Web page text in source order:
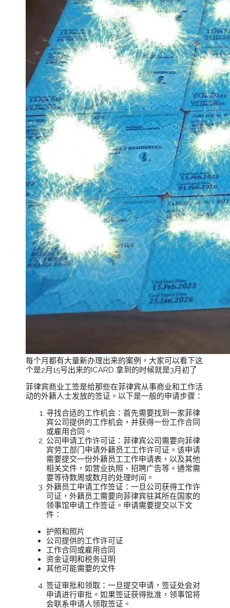
每个月都有大量新办理出来的案例，大家可以看下这
个是2月15号出来的ICARD 拿到的时候就是3月初了
菲律宾商业工签是给那些在菲律宾从事商业和工作活
动的外籍人士发放的签证。以下是一般的申请步骤：
寻找合适的工作机会：首先需要找到一家菲律
宾公司提供的工作机会，并获得一份工作合同
或雇用合同。
公司申请工作许可证：菲律宾公司需要向菲律
宾劳工部门申请外籍员工工作许可证。该申请
需要提交一份外籍员工工作申请表，以及其他
相关文件，如营业执照、招聘广告等。通常需
要等待数周或数月的处理时间。
外籍员工申请工作签证：一旦公司获得工作许
可证，外籍员工需要向菲律宾驻其所在国家的
领事馆申请工作签证。申请需要提交以下文
件：
护照和照片
公司提供的工作许可证
工作合同或雇用合同
资金证明和税务证明
其他可能需要的文件
签证审批和领取：一旦提交申请，签证处会对
申请进行审批。如果签证获得批准，领事馆将
会联系申请人领取签证。